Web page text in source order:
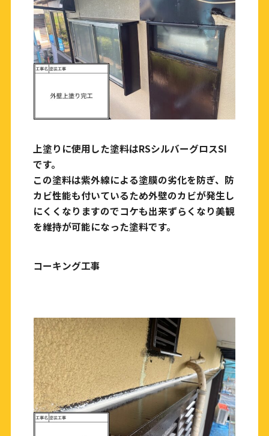
上塗りに使用した塗料はRSシルバーグロスSI
です。
この塗料は紫外線による塗膜の劣化を防ぎ、防
カビ性能も付いているため外壁のカビが発生し
にくくなりますのでコケも出来ずらくなり美観
を維持が可能になった塗料です。
コーキング工事